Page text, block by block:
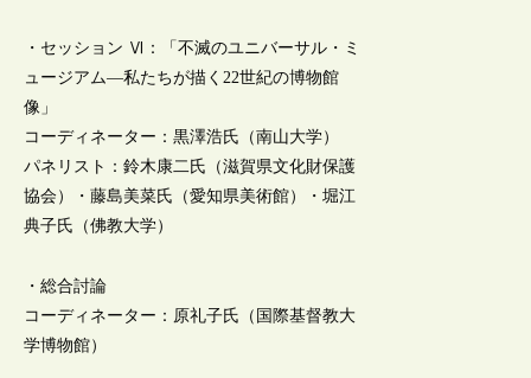
・セッション Ⅵ：「不滅のユニバーサル・ミ
ュージアム―私たちが描く22世紀の博物館
像」
コーディネーター：黒澤浩氏（南山大学）
パネリスト：鈴木康二氏（滋賀県文化財保護
協会）・藤島美菜氏（愛知県美術館）・堀江
典子氏（佛教大学）
・総合討論
コーディネーター：原礼子氏（国際基督教大
学博物館）